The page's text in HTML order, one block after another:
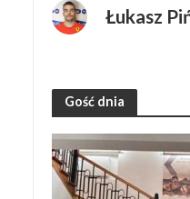
Łukasz
Gość dnia